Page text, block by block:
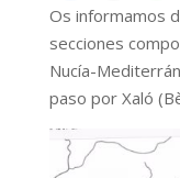
Os informamos
secciones
Nucía-
paso por Xaló